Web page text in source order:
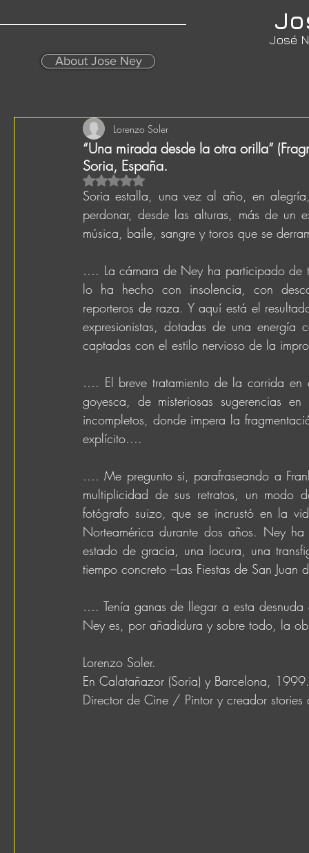
José
About Jose Ney
“Una mirada desde la otra orilla”
Soria, España.
Lorenzo Soler
Obtuvo NaN de 5 estrellas.
Soria estalla, una vez al año, en
perdonar, desde las alturas, más de un
música, baile, sangre y toros que se
…. La cámara de Ney ha participado de
lo ha hecho con insolencia, con
reporteros de raza. Y aquí está el
expresionistas, dotadas de una energía
captadas con el estilo nervioso de la
…. El breve tratamiento de la corrida en
goyesca, de misteriosas sugerencias
incompletos, donde impera la
explícito….
…. Me pregunto si, parafraseando a
multiplicidad de sus retratos, un modo
fotógrafo suizo, que se incrustó en la
Norteamérica durante dos años. Ney
estado de gracia, una locura, una
tiempo concreto –Las Fiestas de San
…. Tenía ganas de llegar a esta desnuda
Ney es, por añadidura y sobre todo, la
Lorenzo Soler.​
En Calatañazor (Soria) y Barcelona, 1999.
Director de Cine / Pintor y creador stories